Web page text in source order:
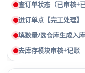
查订单状态（已审核+已
进订单点【完工处理】
填数量/选仓库生成入
去库存模块审核+记账